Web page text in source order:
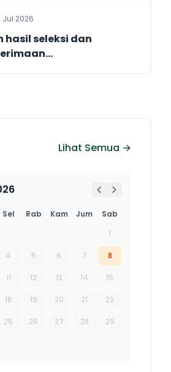
Jul 2026
hasil seleksi dan
Lihat Semua →
Sel Rab Kam Jum
Sab
1
4 5 6 7 8
11 12 13 14 15
18 19 20 21 22
25 26 27 28 29